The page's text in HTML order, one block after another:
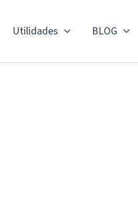
Utilidades BLOG